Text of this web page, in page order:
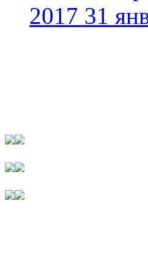
2017 31